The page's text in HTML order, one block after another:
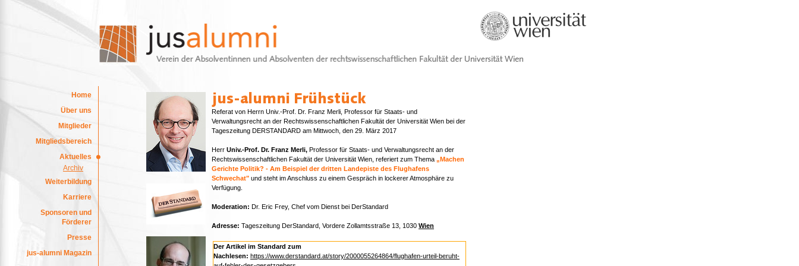
Home
Über uns
Mitglieder
Mitgliedsbereich
Aktuelles
Archiv
Weiterbildung
Karriere
Sponsoren und
Förderer
Presse
jus-alumni Magazin
Referat von Herrn Univ.-Prof. Dr. Franz Merli, Professor für Staats- und
Verwaltungsrecht an der Rechtswissenschaftlichen Fakultät der Universität Wien bei der
Tageszeitung DERSTANDARD am Mittwoch, den 29. März 2017
Herr Univ.-Prof. Dr. Franz Merli, Professor für Staats- und Verwaltungsrecht an der
Rechtswissenschaftlichen Fakultät der Universität Wien, referiert zum Thema „Machen
Gerichte Politik? - Am Beispiel der dritten Landepiste des Flughafens
Schwechat" und steht im Anschluss zu einem Gespräch in lockerer Atmosphäre zu
Verfügung.
Moderation: Dr. Eric Frey, Chef vom Dienst bei DerStandard
Adresse: Tageszeitung DerStandard, Vordere Zollamtsstraße 13, 1030 Wien
Der Artikel im Standard zum
Nachlesen: https://www.derstandard.at/story/2000055264864/flughafen-urteil-beruht-